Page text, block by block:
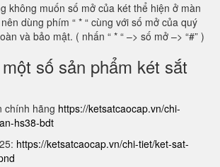
không muốn số mở của két thể hiện ở màn
dùng phím “ * “ cùng với số mở của quý
và bảo mật. ( nhấn “ * “ –> số mở –> “#” )
số sản phẩm két sắt
chính hãng https://ketsatcaocap.vn/chi-
hs38-bdt
https://ketsatcaocap.vn/chi-tiet/ket-sat-